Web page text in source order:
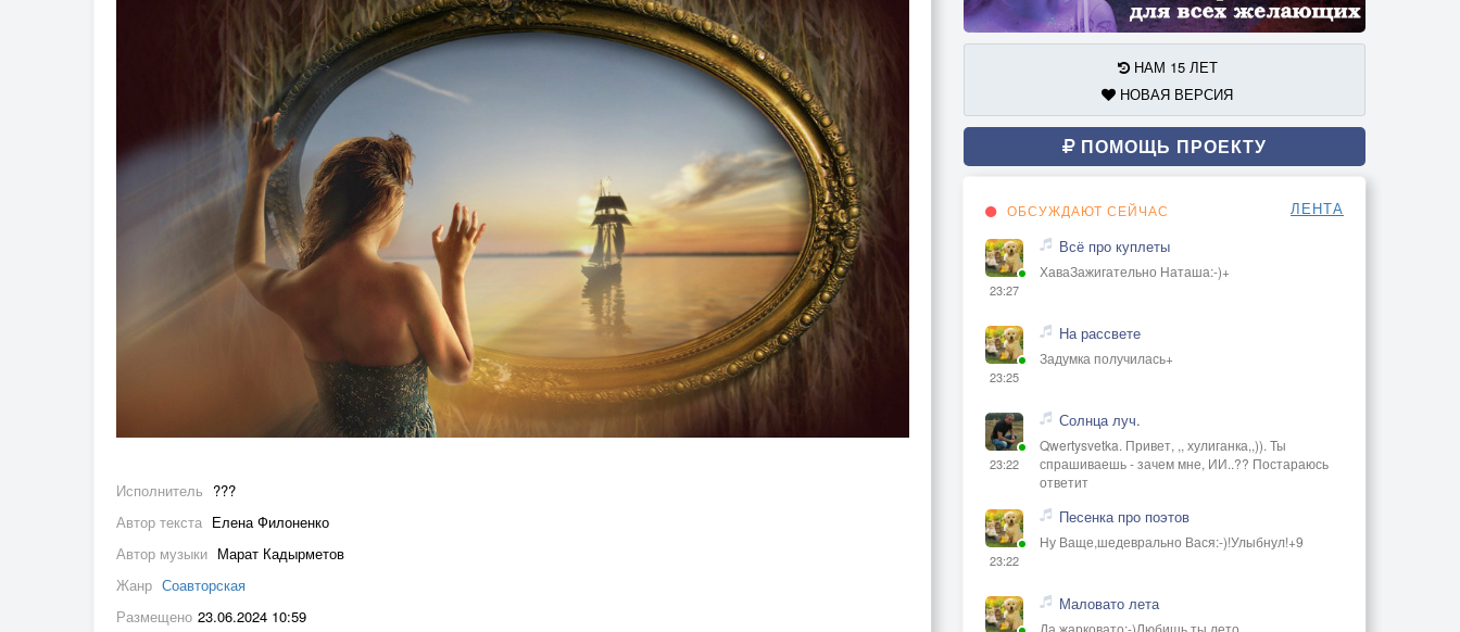
Исполнитель ???
Автор текста Елена Филоненко
Автор музыки Марат Кадырметов
Жанр Соавторская
Размещено 23.06.2024 10:59
НАМ 15 ЛЕТ
НОВАЯ ВЕРСИЯ
ПОМОЩЬ ПРОЕКТУ
ОБСУЖДАЮТ СЕЙЧАС ЛЕНТА
23:27
Всё про куплеты
ХаваЗажигательно Наташа:-)+
23:25
На рассвете
Задумка получилась+
23:22
Солнца луч.
Qwertysvetka. Привет, ,, хулиганка,,)). Ты
спрашиваешь - зачем мне, ИИ..?? Постараюсь
ответит
23:22
Песенка про поэтов
Ну Ваще,шедеврально Вася:-)!Улыбнул!+9
Маловато лета
Да,жарковато:-)Любишь ты лето